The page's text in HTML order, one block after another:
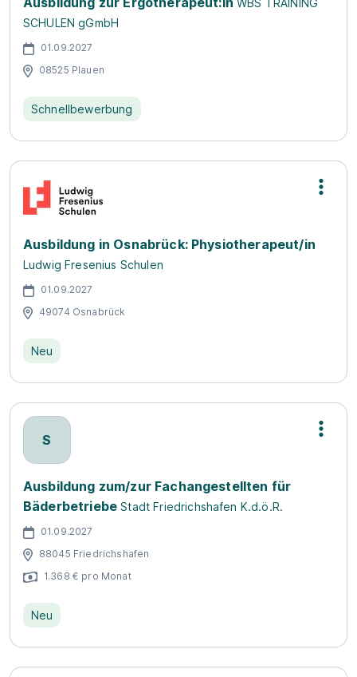
WBS TRAINING
SCHULEN gGmbH
01.09.2027
08525 Plauen
Schnellbewerbung
Ausbildung in Osnabrück: Physiotherapeut/in
Ludwig Fresenius Schulen
01.09.2027
49074 Osnabrück
Neu
S
Ausbildung zum/zur Fachangestellten für
Bäderbetriebe Stadt Friedrichshafen K.d.ö.R.
01.09.2027
88045 Friedrichshafen
1.368 € pro Monat
Neu